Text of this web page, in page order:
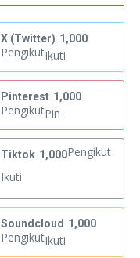
X (Twitter) 1,000
PengikutIkuti
Pinterest 1,000
PengikutPin
Tiktok 1,000Pengikut
Ikuti
Soundcloud 1,000
PengikutIkuti